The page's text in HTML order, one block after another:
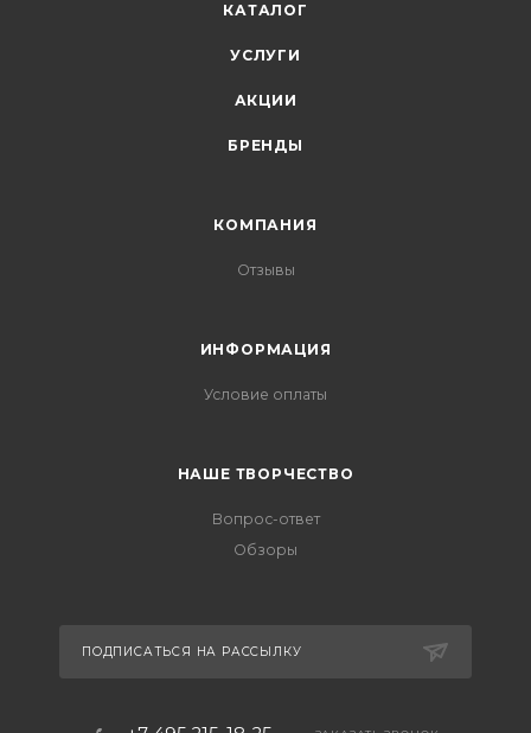
КАТАЛОГ
УСЛУГИ
АКЦИИ
БРЕНДЫ
КОМПАНИЯ
Отзывы
ИНФОРМАЦИЯ
Условие оплаты
НАШЕ ТВОРЧЕСТВО
Вопрос-ответ
Обзоры
ПОДПИСАТЬСЯ НА РАССЫЛКУ